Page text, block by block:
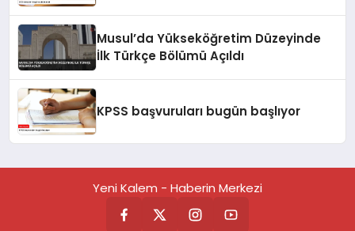
Musul’da Yükseköğretim Düzeyinde
İlk Türkçe Bölümü Açıldı
KPSS başvuruları bugün başlıyor
Yeni Kalem - Haberin Merkezi